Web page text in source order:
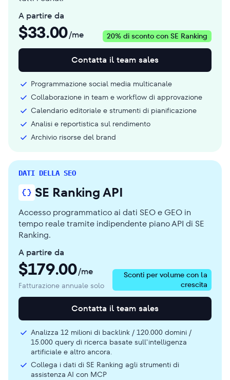
A partire da
$33.00/me 20% di sconto con SE Ranking
Contatta il team sales
Programmazione social media multicanale
Collaborazione in team e workflow di approvazione
Calendario editoriale e strumenti di pianificazione
Analisi e reportistica sul rendimento
Archivio risorse del brand
DATI DELLA SEO
SE Ranking API
Accesso programmatico ai dati SEO e GEO in
tempo reale tramite indipendente piano API di SE
Ranking.
A partire da
$179.00/me
Fatturazione annuale solo
Sconti per volume con la
crescita
Contatta il team sales
Analizza 12 milioni di backlink / 120.000 domini /
15.000 query di ricerca basate sull'intelligenza
artificiale e altro ancora.
Collega i dati di SE Ranking agli strumenti di
assistenza AI con MCP